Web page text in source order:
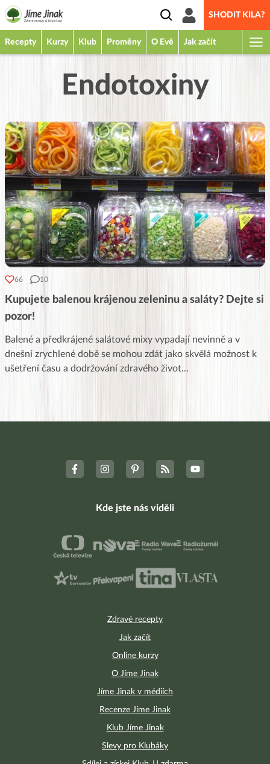
SHODIT KILA?
Recepty Kurzy Klub Proměny O Evě Jak začít
Endotoxiny
66 10
Kupujete balenou krájenou zeleninu a saláty? Dejte si
pozor!
Balené a předkrájené salátové mixy vypadají nevinně a v
dnešní zrychlené době se mohou zdát jako skvělá možnost k
ušetření času a dodržování zdravého život...
Zdravé recepty
Jak začít
Online kurzy
O Jíme Jinak
Jíme Jinak v médiích
Recenze Jíme Jinak
Klub Jíme Jinak
Slevy pro Klubáky
Kde jste nás viděli